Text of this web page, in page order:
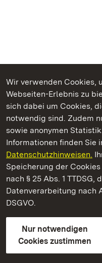
Wir verwenden Cookies,
Webseiten-Erlebnis zu
sich dabei um Cookies,
notwendig sind. Zudem
sowie anonymen
Informationen finden Sie
Datenschutzhinweisen.
Speicherung der
nach § 25 Abs. 1
Datenverarbeitung nach
DSGVO.
Nur notwendigen
Cookies zustimmen
Kommen. Staunen.
Kloster Heiligkreuztal
Staatliche Schlösser
Kontakt
Gebärdensprache
Erklärung zur
BITV-konform (geprüfte